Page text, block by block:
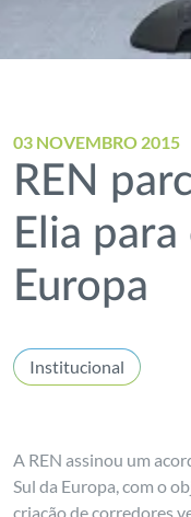
03 NOVEMBRO 2015
REN
Elia
Europa
Institucional
A REN assinou um
Sul da Europa, com o
criação de corredores